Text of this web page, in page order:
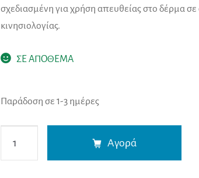
σχεδιασμένη για χρήση απευθείας στο δέρμα σε
κινησιολογίας.
ΣΕ ΑΠΟΘΕΜΑ
Παράδοση σε 1-3 ημέρες
Tape
Αγορά